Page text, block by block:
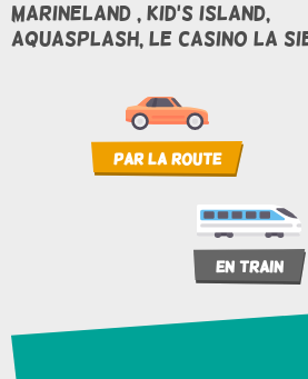
MARINELAND , KID'S ISLAND,
AQUASPLASH, le CASINO LA
Par la route
En train